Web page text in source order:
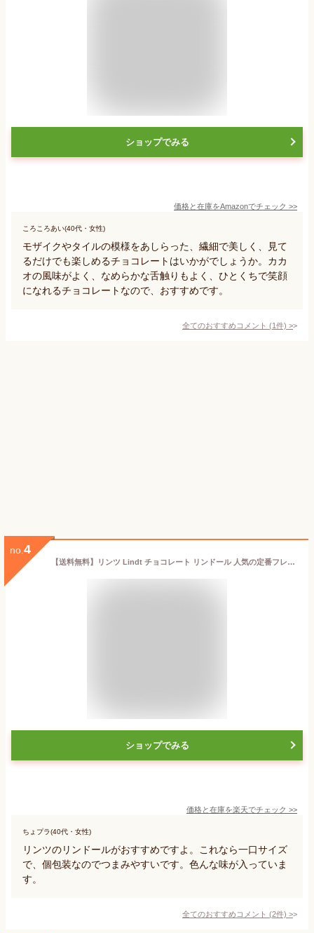
ショップでみる
価格と在庫をAmazonでチェック >>
ころころあい(40代・女性)
モザイクやタイルの模様をあしらった、繊細で美しく、見て
るだけでも楽しめるチョコレートはいかがでしょうか。カカ
オの風味がよく、なめらかな舌触りもよく、ひとくちで笑顔
になれるチョコレートなので、おすすめです。
全てのおすすめコメント (1件) >
no. 4
【送料無料】リンツ Lindt チョコレート リンドール 人気の定番フレーバー10種24個入アソート [Aタイプ]｜プレゼント ギフト スイーツ お菓子 チョコ 洋菓子 詰め合わせ 個包装 プチギフト 可愛い おしゃれ 洋菓子 誕生日 リンツチョコ
ショップでみる
価格と在庫を楽天でチェック >>
ちょプラ(40代・女性)
リンツのリンドールがおすすめですよ。これなら一口サイズ
で、個包装なのでつまみやすいです。色んな味が入っていま
す。
全てのおすすめコメント (2件) >